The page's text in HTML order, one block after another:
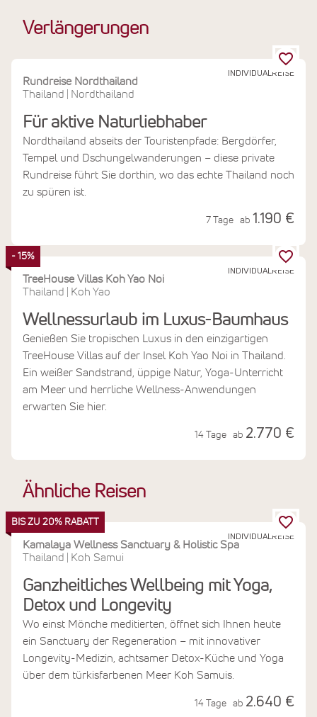
Ähnliche Reisen
INDIVIDUALREISE
BIS ZU 20% RABATT
Kamalaya Wellness Sanctuary & Holistic Spa
Thailand
Koh Samui
Ganzheitliches Wellbeing mit Yoga,
Detox und Longevity
Wo einst Mönche meditierten, öffnet sich Ihnen heute
ein Sanctuary der Regeneration – mit innovativer
Longevity-Medizin, achtsamer Detox-Küche und Yoga
über dem türkisfarbenen Meer Koh Samuis.
14 Tage ab 2.640 €
Verlängerungen
INDIVIDUALREISE
Rundreise Nordthailand
Thailand
Nordthailand
Für aktive Naturliebhaber
Nordthailand abseits der Touristenpfade: Bergdörfer,
Tempel und Dschungelwanderungen – diese private
Rundreise führt Sie dorthin, wo das echte Thailand noch
zu spüren ist.
7 Tage ab 1.190 €
INDIVIDUALREISE
- 15%
TreeHouse Villas Koh Yao Noi
Thailand
Koh Yao
Wellnessurlaub im Luxus-Baumhaus
Genießen Sie tropischen Luxus in den einzigartigen
TreeHouse Villas auf der Insel Koh Yao Noi in Thailand.
Ein weißer Sandstrand, üppige Natur, Yoga-Unterricht
am Meer und herrliche Wellness-Anwendungen
erwarten Sie hier.
14 Tage ab 2.770 €